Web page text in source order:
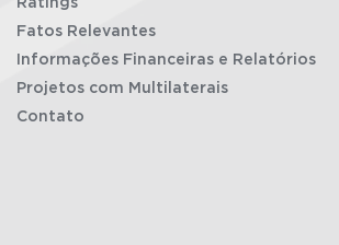
Ratings
Fatos Relevantes
Informações Financeiras e Relatórios
Projetos com Multilaterais
Contato